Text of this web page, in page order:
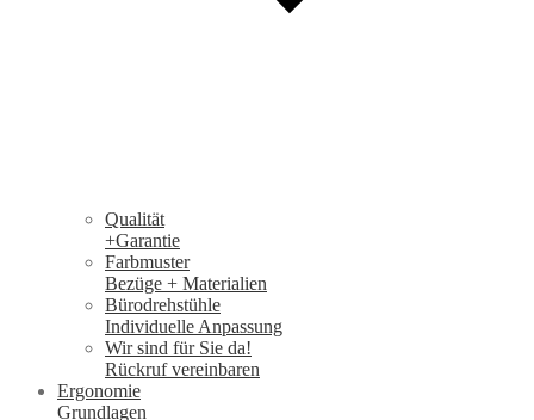
Qualität
+Garantie
Farbmuster
Bezüge + Materialien
Bürodrehstühle
Individuelle Anpassung
Wir sind für Sie da!
Rückruf vereinbaren
Ergonomie
Grundlagen